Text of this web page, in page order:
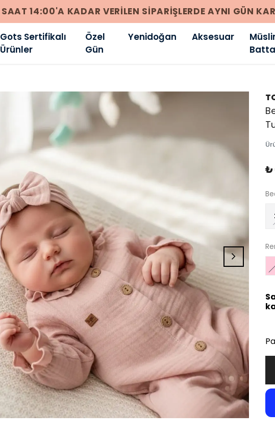
256 BIT SSL SERTIFIKASI ILE %100 GÜVENLI ÖDEME
Gots Sertifikalı
Ürünler
Özel
Gün
Yenidoğan Aksesuar
₺